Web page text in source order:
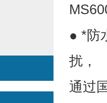
● *防
扰，
通过